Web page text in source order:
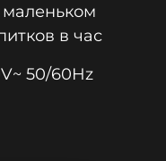
в час
50/60Hz